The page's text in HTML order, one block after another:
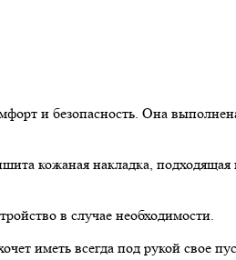
и безопасность. Она
кожаная накладка,
в случае необходимости.
иметь всегда под рукой свое